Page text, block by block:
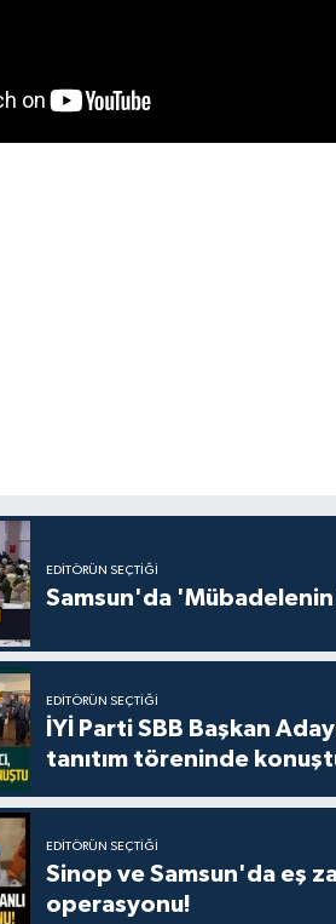
EDITÖRÜN SEÇTIĞI
Samsun'da 'Mübadelenin
EDITÖRÜN SEÇTIĞI
İYİ Parti SBB Başkan
tanıtım töreninde
EDITÖRÜN SEÇTIĞI
Sinop ve Samsun'da eş
operasyonu!